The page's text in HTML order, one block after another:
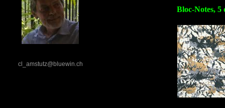
cl_amstutz@bluewin.ch
Bloc-Notes, 5